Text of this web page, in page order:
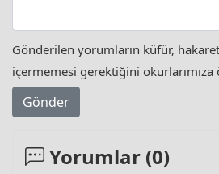
Gönderilen yorumların küfür,
içermemesi gerektiğini okurlarımıza
Gönder
Yorumlar (0)